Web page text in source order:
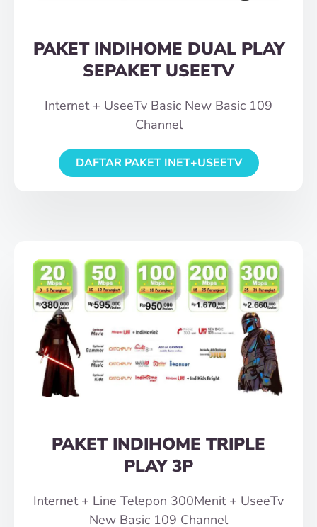
PAKET INDIHOME DUAL PLAY
SEPAKET USEETV
Internet + UseeTv Basic New Basic 109
Channel
DAFTAR PAKET INET+USEETV
PAKET INDIHOME TRIPLE
PLAY 3P
Internet + Line Telepon 300Menit + UseeTv
New Basic 109 Channel